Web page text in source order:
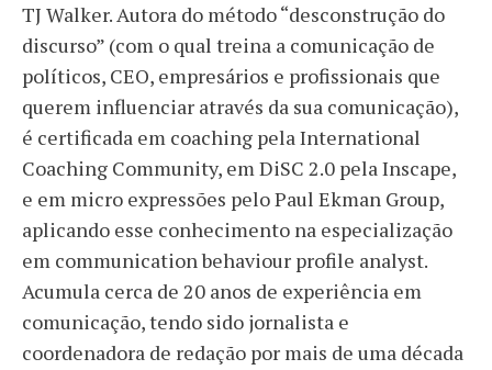
TJ Walker. Autora do método “desconstrução do
discurso” (com o qual treina a comunicação de
políticos, CEO, empresários e profissionais que
querem influenciar através da sua comunicação),
é certificada em coaching pela International
Coaching Community, em DiSC 2.0 pela Inscape,
e em micro expressões pelo Paul Ekman Group,
aplicando esse conhecimento na especialização
em communication behaviour profile analyst.
Acumula cerca de 20 anos de experiência em
comunicação, tendo sido jornalista e
coordenadora de redação por mais de uma década